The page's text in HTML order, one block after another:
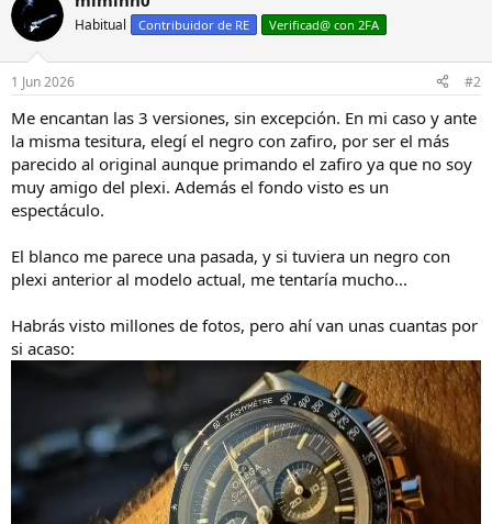
Habitual Contribuidor de RE Verificad@ con 2FA
1 Jun 2026 #2
Me encantan las 3 versiones, sin excepción. En mi caso y ante
la misma tesitura, elegí el negro con zafiro, por ser el más
parecido al original aunque primando el zafiro ya que no soy
muy amigo del plexi. Además el fondo visto es un
espectáculo.
El blanco me parece una pasada, y si tuviera un negro con
plexi anterior al modelo actual, me tentaría mucho...
Habrás visto millones de fotos, pero ahí van unas cuantas por
si acaso: